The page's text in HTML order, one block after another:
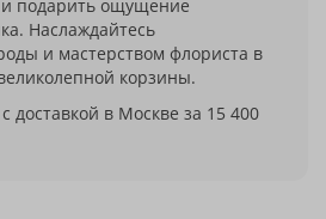
подарить ощущение
Наслаждайтесь
и мастерством флориста в
корзины.
доставкой в Москве за 15 400